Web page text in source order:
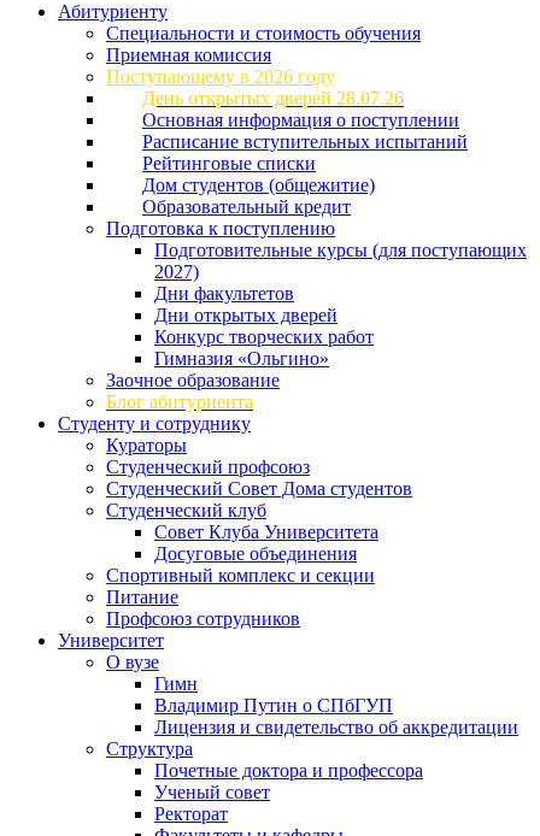
Абитуриенту
Специальности и стоимость обучения
Приемная комиссия
Поступающему в 2026 году
День открытых дверей 28.07.26
Основная информация о поступлении
Расписание вступительных испытаний
Рейтинговые списки
Дом студентов (общежитие)
Образовательный кредит
Подготовка к поступлению
Подготовительные курсы (для поступающих
2027)
Дни факультетов
Дни открытых дверей
Конкурс творческих работ
Гимназия «Ольгино»
Заочное образование
Блог абитуриента
Студенту и сотруднику
Кураторы
Студенческий профсоюз
Студенческий Совет Дома студентов
Студенческий клуб
Совет Клуба Университета
Досуговые объединения
Спортивный комплекс и секции
Питание
Профсоюз сотрудников
Университет
О вузе
Гимн
Владимир Путин о СПбГУП
Лицензия и свидетельство об аккредитации
Структура
Почетные доктора и профессора
Ученый совет
Ректорат